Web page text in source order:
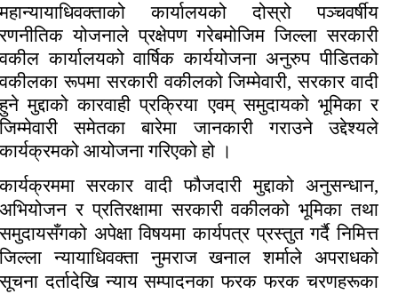
महान्यायाधिवक्ताको कार्यालयको दोस्रो पञ्चवर्षीय
रणनीतिक योजनाले प्रक्षेपण गरेबमोजिम जिल्ला सरकारी
वकील कार्यालयको वार्षिक कार्ययोजना अनुरुप पीडितको
वकीलका रूपमा सरकारी वकीलको जिम्मेवारी, सरकार वादी
हुने मुद्दाको कारवाही प्रक्रिया एवम् समुदायको भूमिका र
जिम्मेवारी समेतका बारेमा जानकारी गराउने उद्देश्यले
कार्यक्रमको आयोजना गरिएको हो ।
कार्यक्रममा सरकार वादी फौजदारी मुद्दाको अनुसन्धान,
अभियोजन र प्रतिरक्षामा सरकारी वकीलको भूमिका तथा
समुदायसँगको अपेक्षा विषयमा कार्यपत्र प्रस्तुत गर्दै निमित्त
जिल्ला न्यायाधिवक्ता नुमराज खनाल शर्माले अपराधको
सूचना दर्तादेखि न्याय सम्पादनका फरक फरक चरणहरूका